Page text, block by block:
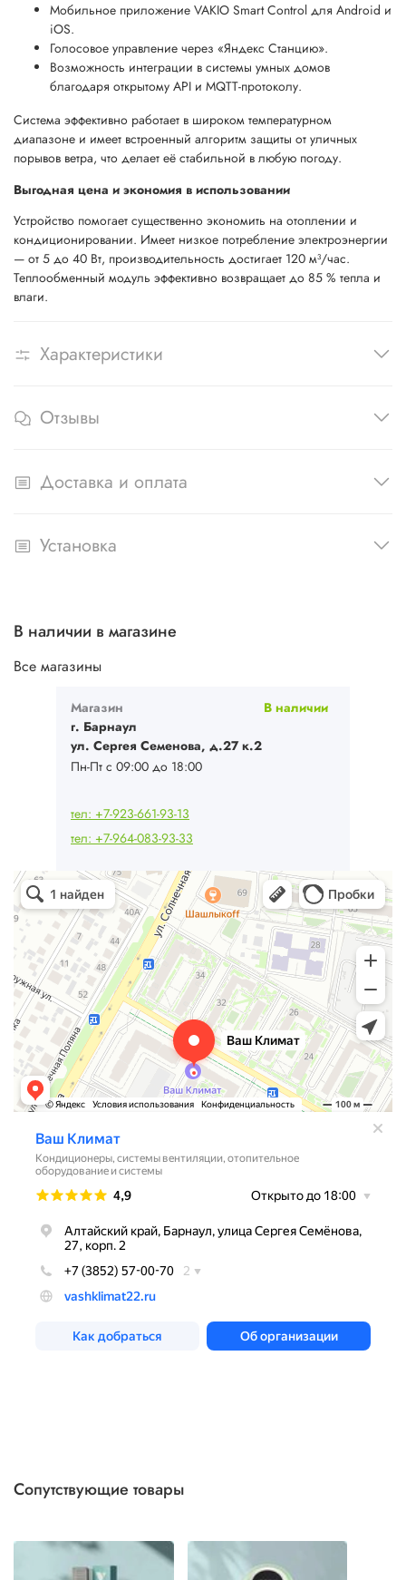
Мобильное приложение VAKIO Smart Control для Android и
iOS.
Голосовое управление через «Яндекс Станцию».
Возможность интеграции в системы умных домов
благодаря открытому API и MQTT-протоколу.
Система эффективно работает в широком температурном
диапазоне и имеет встроенный алгоритм защиты от уличных
порывов ветра, что делает её стабильной в любую погоду.
Выгодная цена и экономия в использовании
Устройство помогает существенно экономить на отоплении и
кондиционировании. Имеет низкое потребление электроэнергии
— от 5 до 40 Вт, производительность достигает 120 м³/час.
Теплообменный модуль эффективно возвращает до 85 % тепла и
влаги.
Характеристики
Отзывы
Доставка и оплата
Установка
В наличии в магазине
Все магазины
Магазин
В наличии
г. Барнаул
ул. Сергея Семенова, д.27 к.2
Пн-Пт с 09:00 до 18:00
тел: +7-923-661-93-13
тел: +7-964-083-93-33
Ваш Климат
Кондиционеры в Барнауле
Системы вентиляции в Барнауле
Сопутствующие товары